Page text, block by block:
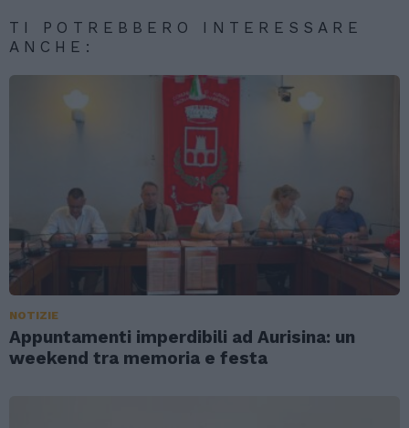
TI POTREBBERO INTERESSARE
ANCHE:
NOTIZIE
Appuntamenti imperdibili ad Aurisina: un
weekend tra memoria e festa